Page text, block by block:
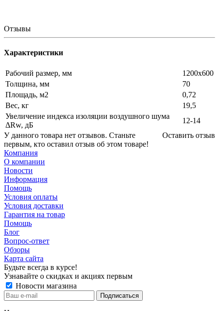
Отзывы
Характеристики
Рабочий размер, мм
1200х600
Толщина, мм
70
Площадь, м2
0,72
Вес, кг
19,5
Увеличение индекса изоляции воздушного шума
ΔRw, дБ
12-14
Оставить отзыв
У данного товара нет отзывов. Станьте
первым, кто оставил отзыв об этом товаре!
Компания
О компании
Новости
Информация
Помощь
Условия оплаты
Условия доставки
Гарантия на товар
Помощь
Блог
Вопрос-ответ
Обзоры
Карта сайта
Будьте всегда в курсе!
Узнавайте о скидках и акциях первым
Новости магазина